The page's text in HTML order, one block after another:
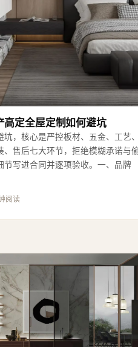
高定全屋定制如何避坑
，核心是严控板材、五金、工艺、
、售后七大环节，拒绝模糊承诺与
节写进合同并逐项验收。一、品牌
阅读